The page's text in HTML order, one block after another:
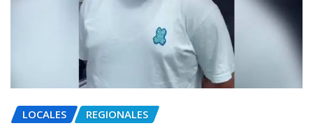
LOCALES REGIONALES